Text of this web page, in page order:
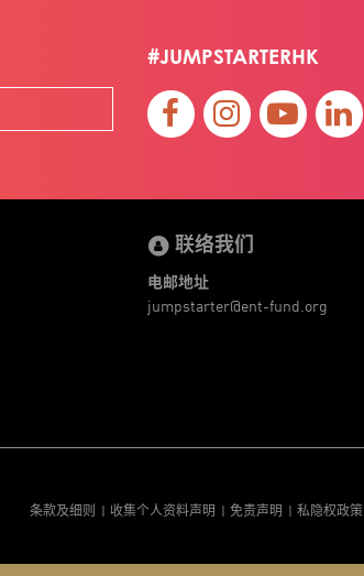
#JUMPSTARTERHK
联络我们
电邮地址
jumpstarter@ent-fund.org
条款及细则 收集个人资料声明 免责声明 私隐权政策